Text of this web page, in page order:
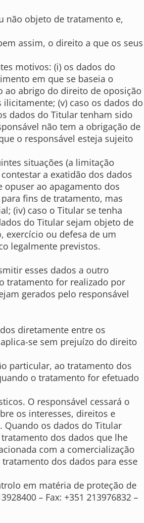
não objeto de tratamento e,
assim, o direito a que os seus
motivos: (i) os dados do
em que se baseia o
abrigo do direito de oposição
(v) caso os dados do
dados do Titular tenham sido
não tem a obrigação de
o responsável esteja sujeito
situações (a limitação
a exatidão dos dados
ao apagamento dos
fins de tratamento, mas
(iv) caso o Titular se tenha
do Titular sejam objeto de
exercício ou defesa de um
legalmente previstos.
esses dados a outro
tratamento for realizado por
gerados pelo responsável
diretamente entre os
se sem prejuízo do direito
particular, ao tratamento dos
o tratamento for efetuado
O responsável cessará o
os interesses, direitos e
Quando os dados do Titular
dos dados que lhe
com a comercialização
dos dados para esse
em matéria de proteção de
– Fax: +351 213976832 –